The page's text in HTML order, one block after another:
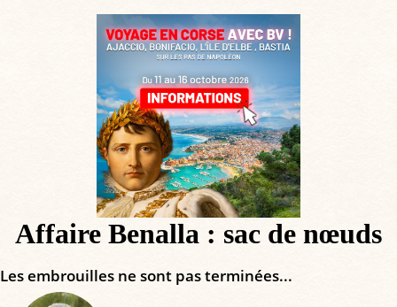
Affaire Benalla : sac de nœuds
Les embrouilles ne sont pas terminées...